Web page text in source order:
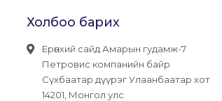
Холбоо барих
Ерөнхий сайд Амарын гудамж-7
Петровис компанийн байр
Сүхбаатар дүүрэг Улаанбаатар хот
14201, Монгол улс